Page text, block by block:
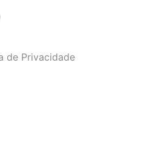
de Privacidade